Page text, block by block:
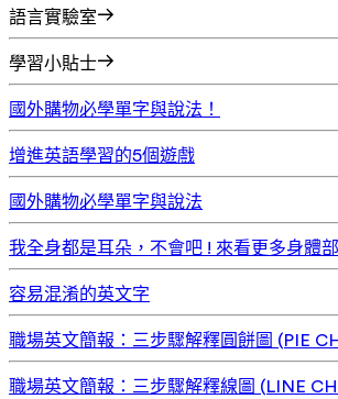
語言實驗室
學習小貼士
國外購物必學單字與說法！
增進英語學習的5個遊戲
國外購物必學單字與說法
我全身都是耳朵，不會吧 ! 來看更多身體
容易混淆的英文字
職場英文簡報：三步驟解釋圓餅圖 (PIE
職場英文簡報：三步驟解釋線圖 (LINE